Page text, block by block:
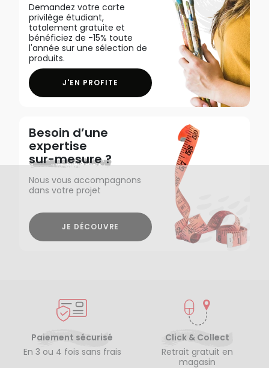
Demandez votre carte
privilège étudiant,
totalement gratuite et
bénéficiez de -15% toute
l'année sur une sélection de
produits.
J'EN PROFITE
Besoin d’une
expertise
sur-mesure ?
Nous vous accompagnons
dans votre projet
JE DÉCOUVRE
Paiement sécurisé
En 3 ou 4 fois sans frais
Click & Collect
Retrait gratuit en
magasin